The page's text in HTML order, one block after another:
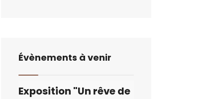
Évènements à venir
Exposition "Un rêve de